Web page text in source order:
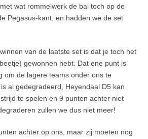
wat rommelwerk de bal toch op de
Pegasus-kant, en hadden we de set
van de laatste set is dat je toch het
gewonnen hebt. Dat ene punt is
om de lagere teams onder ons te
al gedegradeerd, Heyendaal D5 kan
te spelen en 9 punten achter niet
zullen we dus niet meer!
achter op ons, maar zij moeten nog